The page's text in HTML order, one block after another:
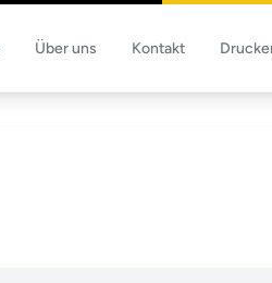
Über uns Kontakt